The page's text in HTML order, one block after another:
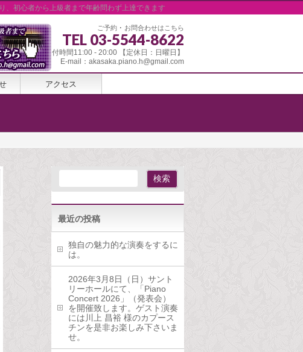
、初心者から上級者まで年齢問わず上達できます
ご予約 ･ お問合わせはこちら
TEL 03-5544-8622
受付時間11:00 - 20:00 【定休日：日曜日】
E-mail：akasaka.piano.h@gmail.com
アクセス
最近の投稿
独自の魅力的な演奏をするに
は。
2026年3月8日（日）サント
リーホールにて、「Piano
Concert 2026」（発表会）
を開催致します。ゲスト演奏
には川上 昌裕 様のカプース
チンを是非お楽しみ下さいま
せ。